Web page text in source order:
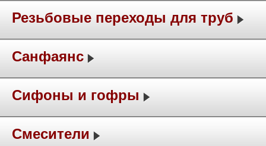
Резьбовые переходы для труб
Санфаянс
Сифоны и гофры
Смесители